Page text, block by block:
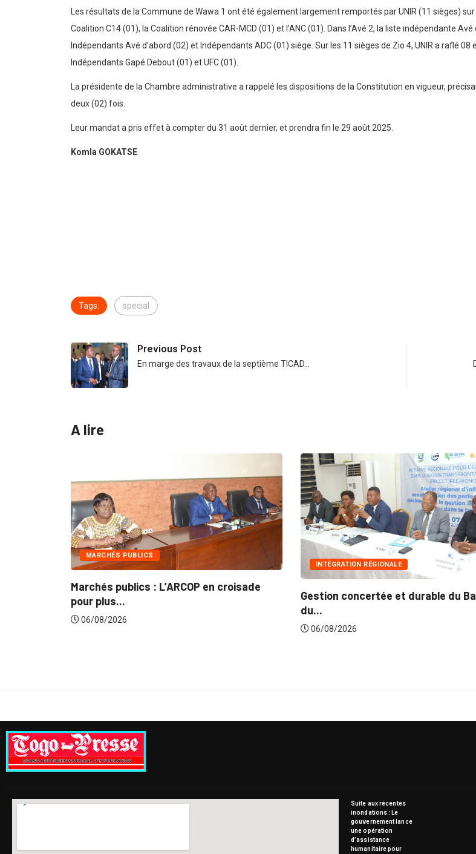
Les résultats de la Commune de Wawa 1 ont été également largement remportés par UNIR (11 sièges)
Coalition C14 (01), la Coalition rénovée CAR-MCD (01) et l’ANC (01). Dans l’Avé 2, la liste indépendante
Indépendants Avé d’abord (02) et Indépendants ADC (01) siège. Sur les 11 sièges de Zio 4, UNIR a raflé
Indépendants Gapé Debout (01) et UFC (01).
La présidente de la Chambre administrative a rappelé les dispositions de la Constitution en vigueur,
deux (02) fois.
Leur mandat a pris effet à compter du 31 août dernier, et prendra fin le 29 août 2025.
Komla GOKATSE
Tags: special
Previous Post
En marge des travaux de la septième TICAD…
A lire
MARCHÉS PUBLICS
Marchés publics : L’ARCOP en croisade
pour plus...
06/08/2026
INTÉGRATION RÉGIONALE
Gestion concertée et durable du
du...
06/08/2026
Suite aux récentes
inondations : Le
gouvernement lance
une opération
d’assistance
humanitaire pour